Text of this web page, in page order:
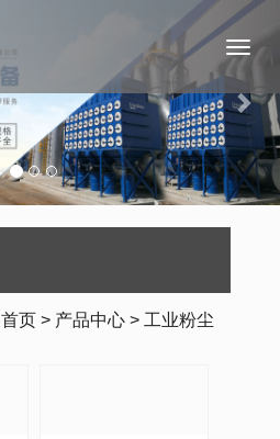
首页> 产品中心> 工业粉尘